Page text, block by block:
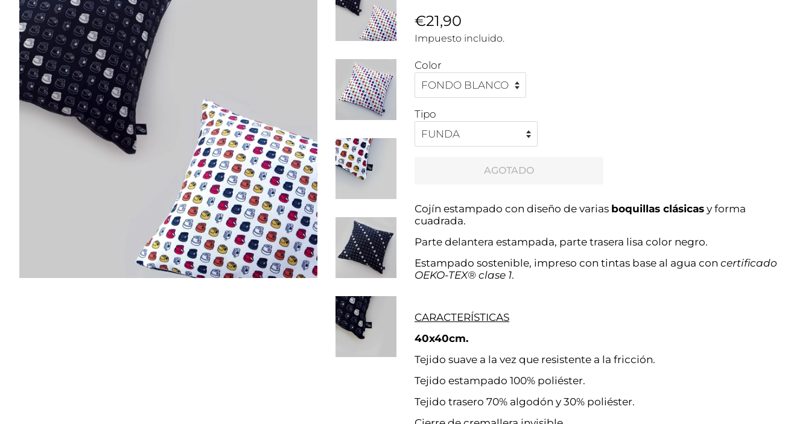
Precio
habitual
€21,90
venta
Impuesto incluido.
Color
Tipo
AGOTADO
Cojín estampado con diseño de varias boquillas clásicas y forma
cuadrada.
Parte delantera estampada, parte trasera lisa color negro.
Estampado sostenible, impreso con tintas base al agua con certificado
OEKO-TEX® clase 1.
CARACTERÍSTICAS
40x40cm.
Tejido suave a la vez que resistente a la fricción.
Tejido estampado 100% poliéster.
Tejido trasero 70% algodón y 30% poliéster.